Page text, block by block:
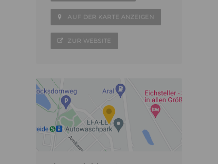
AUF DER KARTE ANZEIGEN
ZUR WEBSITE